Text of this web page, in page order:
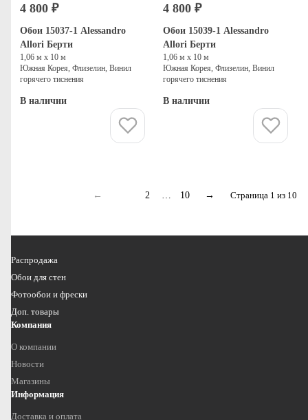
4 800 ₽
Обои 15037-1 Alessandro
Allori Берти
1,06 м х 10 м
Южная Корея, Флизелин, Винил
горячего тиснения
В наличии
4 800 ₽
Обои 15039-1 Alessandro
Allori Берти
1,06 м х 10 м
Южная Корея, Флизелин, Винил
горячего тиснения
В наличии
← 2 … 10 → Страница 1 из 10
Распродажа
Обои для стен
Фотообои и фрески
Доп. товары
Компания
О компании
Новости
Магазины
Информация
Доставка и оплата